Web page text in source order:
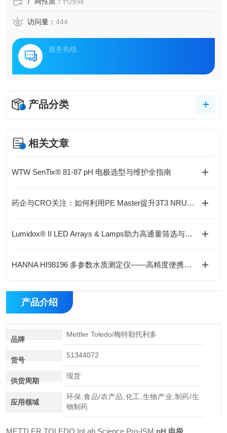
访问量： 444
服务热线
产品分类
相关文章
WTW SenTix® 81-87 pH 电极选型与维护全指南
药企与CRO关注：如何利用PE Master提升3T3 NRU光毒性实验的合规性？
Lumidox® II LED Arrays & Lamps助力高通量筛选与稳定照射
HANNA HI98196 多参数水质测定仪——高精度便携式水质分析解决方案
产品介绍
品牌
Mettler Toledo/梅特勒托利多
货号
51344072
供货周期
现货
应用领域
环保,食品/农产品,化工,生物产业,制药/生
物制药
METTLER TOLEDO InLab Science Pro‑ISM pH 电极